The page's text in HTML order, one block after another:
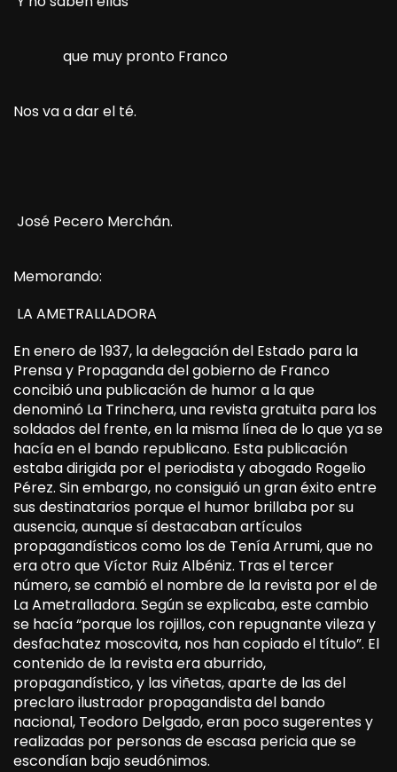
que muy pronto Franco
Nos va a dar el té.
José Pecero Merchán.
Memorando:
LA AMETRALLADORA
En enero de 1937, la delegación del Estado para la
Prensa y Propaganda del gobierno de Franco
concibió una publicación de humor a la que
denominó La Trinchera, una revista gratuita para los
soldados del frente, en la misma línea de lo que ya se
hacía en el bando republicano. Esta publicación
estaba dirigida por el periodista y abogado Rogelio
Pérez. Sin embargo, no consiguió un gran éxito entre
sus destinatarios porque el humor brillaba por su
ausencia, aunque sí destacaban artículos
propagandísticos como los de Tenía Arrumi, que no
era otro que Víctor Ruiz Albéniz. Tras el tercer
número, se cambió el nombre de la revista por el de
La Ametralladora. Según se explicaba, este cambio
se hacía “porque los rojillos, con repugnante vileza y
desfachatez moscovita, nos han copiado el título”. El
contenido de la revista era aburrido,
propagandístico, y las viñetas, aparte de las del
preclaro ilustrador propagandista del bando
nacional, Teodoro Delgado, eran poco sugerentes y
realizadas por personas de escasa pericia que se
escondían bajo seudónimos.